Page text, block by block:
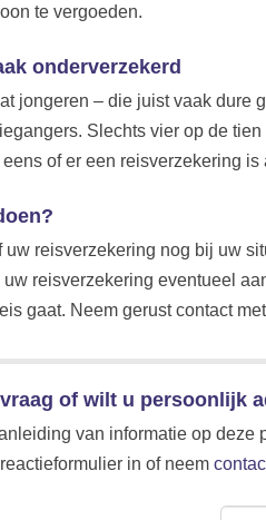
te vergoeden.
onderverzekerd
jongeren – die juist vaak dure
Slechts vier op de
of er een reisverzekering is
uw reisverzekering nog bij uw
reisverzekering eventueel
gaat. Neem gerust contact
of wilt u persoonlijk
van informatie op
in of neem